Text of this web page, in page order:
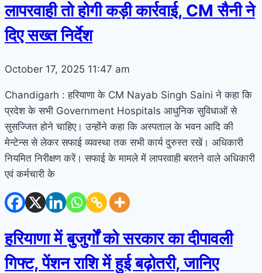
लापरवाही तो होगी कड़ी कार्रवाई, CM सैनी ने
दिए सख्त निर्देश
October 17, 2025 11:47 am
Chandigarh : हरियाणा के CM Nayab Singh Saini ने कहा कि
प्रदेश के सभी Government Hospitals आधुनिक सुविधाओं से
सुसज्जित होने चाहिए। उन्होंने कहा कि अस्पताल के भवन आदि की
मेन्टेन्स से लेकर सफाई व्यवस्था तक सभी कार्य दुरुस्त रखें। अधिकारी
नियमित निरीक्षण करें। सफाई के मामले में लापरवाही बरतने वाले अधिकारी
एवं कर्मचारी के
हरियाणा में बुजुर्गों को सरकार का दीपावली
गिफ्ट, पेंशन राशि में हुई बढ़ोतरी, जानिए